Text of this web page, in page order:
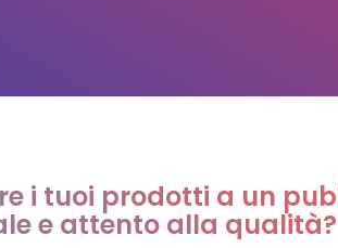
i tuoi prodotti a un
e attento alla qualità?